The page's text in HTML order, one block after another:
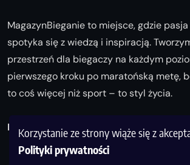
Korzystanie ze strony wiąże się z
Polityki prywatności
MagazynBieganie to miejsce, gdzie
spotyka się z wiedzą i inspiracją.
przestrzeń dla biegaczy na każdym
pierwszego kroku po maratońską metę,
to coś więcej niż sport – to styl życia.
Biegaj z nami i odkrywaj swoją